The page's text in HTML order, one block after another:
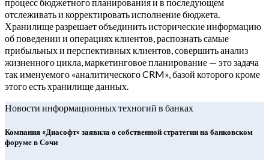
отслеживать и корректировать исполнение бюджета.
Хранилище разрешает объединить исторические информацию
об поведении и операциях клиентов, распознать самые
прибыльных и перспективных клиентов, совершить анализ
жизненного цикла, маркетинговое планирование — это задача
так именуемого «аналитического CRM», базой которого кроме
этого есть хранилище данных.
Новости информационных техногий в банках
Компания «Диасофт» заявила о собственной стратегии на банковском
форуме в Сочи